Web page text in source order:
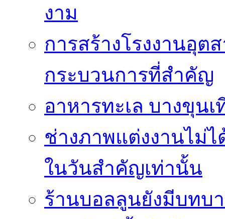
งาม
การสร้างโรงงานอุต
กระบวนการที่สำคัญ
อาหารทะเล บางขุน
ช่างภาพแต่งงานไม่
ในวันสำคัญเท่านั้น
ร้านบอลลูนยังมีบทบ